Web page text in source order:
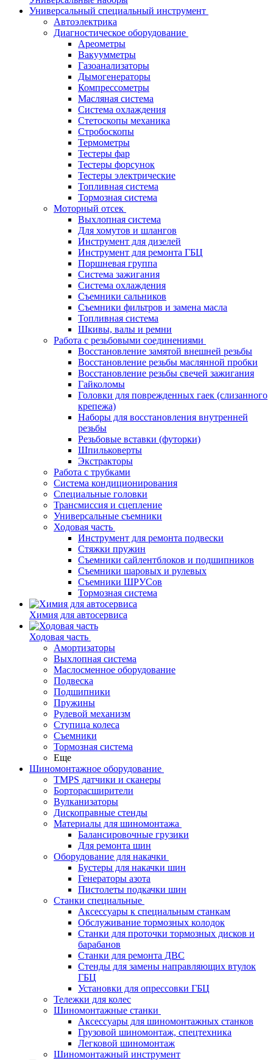
Универсальный специальный инструмент
Автоэлектрика
Диагностическое оборудование
Ареометры
Вакуумметры
Газоанализаторы
Дымогенераторы
Компрессометры
Масляная система
Система охлаждения
Стетоскопы механика
Стробоскопы
Термометры
Тестеры фар
Тестеры форсунок
Тестеры электрические
Топливная система
Тормозная система
Моторный отсек
Выхлопная система
Для хомутов и шлангов
Инструмент для дизелей
Инструмент для ремонта ГБЦ
Поршневая группа
Система зажигания
Система охлаждения
Съемники сальников
Съемники фильтров и замена масла
Топливная система
Шкивы, валы и ремни
Работа с резьбовыми соединениями
Восстановление замятой внешней резьбы
Восстановление резьбы маслянной пробки
Восстановление резьбы свечей зажигания
Гайколомы
Головки для поврежденных гаек (слизанного
крепежа)
Наборы для восстановления внутренней
резьбы
Резьбовые вставки (футорки)
Шпильковерты
Экстракторы
Работа с трубками
Система кондиционирования
Специальные головки
Трансмиссия и сцепление
Универсальные съемники
Ходовая часть
Инструмент для ремонта подвески
Стяжки пружин
Съемники сайлентблоков и подшипников
Съемники шаровых и рулевых
Съемники ШРУСов
Тормозная система
Химия для автосервиса
Ходовая часть
Амортизаторы
Выхлопная система
Маслосменное оборудование
Подвеска
Подшипники
Пружины
Рулевой механизм
Ступица колеса
Съемники
Тормозная система
Еще
Шиномонтажное оборудование
TMPS датчики и сканеры
Борторасширители
Вулканизаторы
Дископравные стенды
Материалы для шиномонтажа
Балансировочные грузики
Для ремонта шин
Оборудование для накачки
Бустеры для накачки шин
Генераторы азота
Пистолеты подкачки шин
Станки специальные
Аксессуары к специальным станкам
Обслуживание тормозных колодок
Станки для проточки тормозных дисков и
барабанов
Станки для ремонта ДВС
Стенды для замены направляющих втулок
ГБЦ
Установки для опрессовки ГБЦ
Тележки для колес
Шиномонтажные станки
Аксессуары для шиномонтажных станков
Грузовой шиномонтаж, спецтехника
Легковой шиномонтаж
Шиномонтажный инструмент